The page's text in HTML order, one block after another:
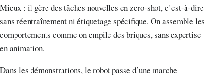
Mieux : il gère des tâches nouvelles en zero-shot, c’est-à-dire
sans réentraînement ni étiquetage spécifique. On assemble les
comportements comme on empile des briques, sans expertise
en animation.
Dans les démonstrations, le robot passe d’une marche